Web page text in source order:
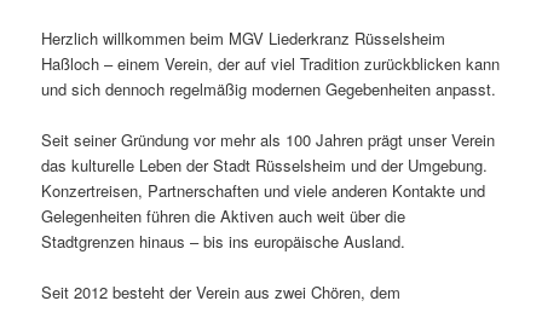
Herzlich willkommen beim MGV Liederkranz Rüsselsheim
Haßloch – einem Verein, der auf viel Tradition zurückblicken kann
und sich dennoch regelmäßig modernen Gegebenheiten anpasst.
Seit seiner Gründung vor mehr als 100 Jahren prägt unser Verein
das kulturelle Leben der Stadt Rüsselsheim und der Umgebung.
Konzertreisen, Partnerschaften und viele anderen Kontakte und
Gelegenheiten führen die Aktiven auch weit über die
Stadtgrenzen hinaus – bis ins europäische Ausland.
Seit 2012 besteht der Verein aus zwei Chören, dem